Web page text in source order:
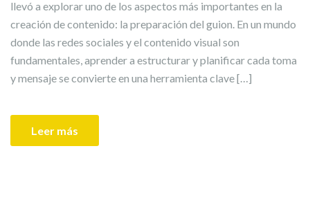
llevó a explorar uno de los aspectos más importantes en la
creación de contenido: la preparación del guion. En un mundo
donde las redes sociales y el contenido visual son
fundamentales, aprender a estructurar y planificar cada toma
y mensaje se convierte en una herramienta clave […]
Leer más